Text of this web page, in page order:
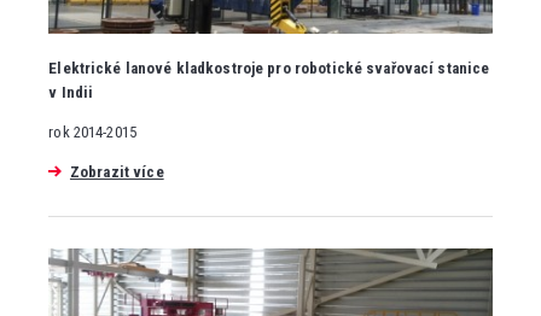
Elektrické lanové kladkostroje pro robotické svařovací stanice
v Indii
rok 2014-2015
Zobrazit více